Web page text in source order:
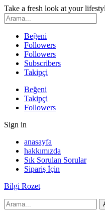
Take a fresh look at your
Beğeni
Followers
Followers
Subscribers
Takipçi
Beğeni
Takipçi
Followers
Sign in
anasayfa
hakkımızda
Sık Sorulan Sorular
Sipariş İçin
Bilgi Rozet